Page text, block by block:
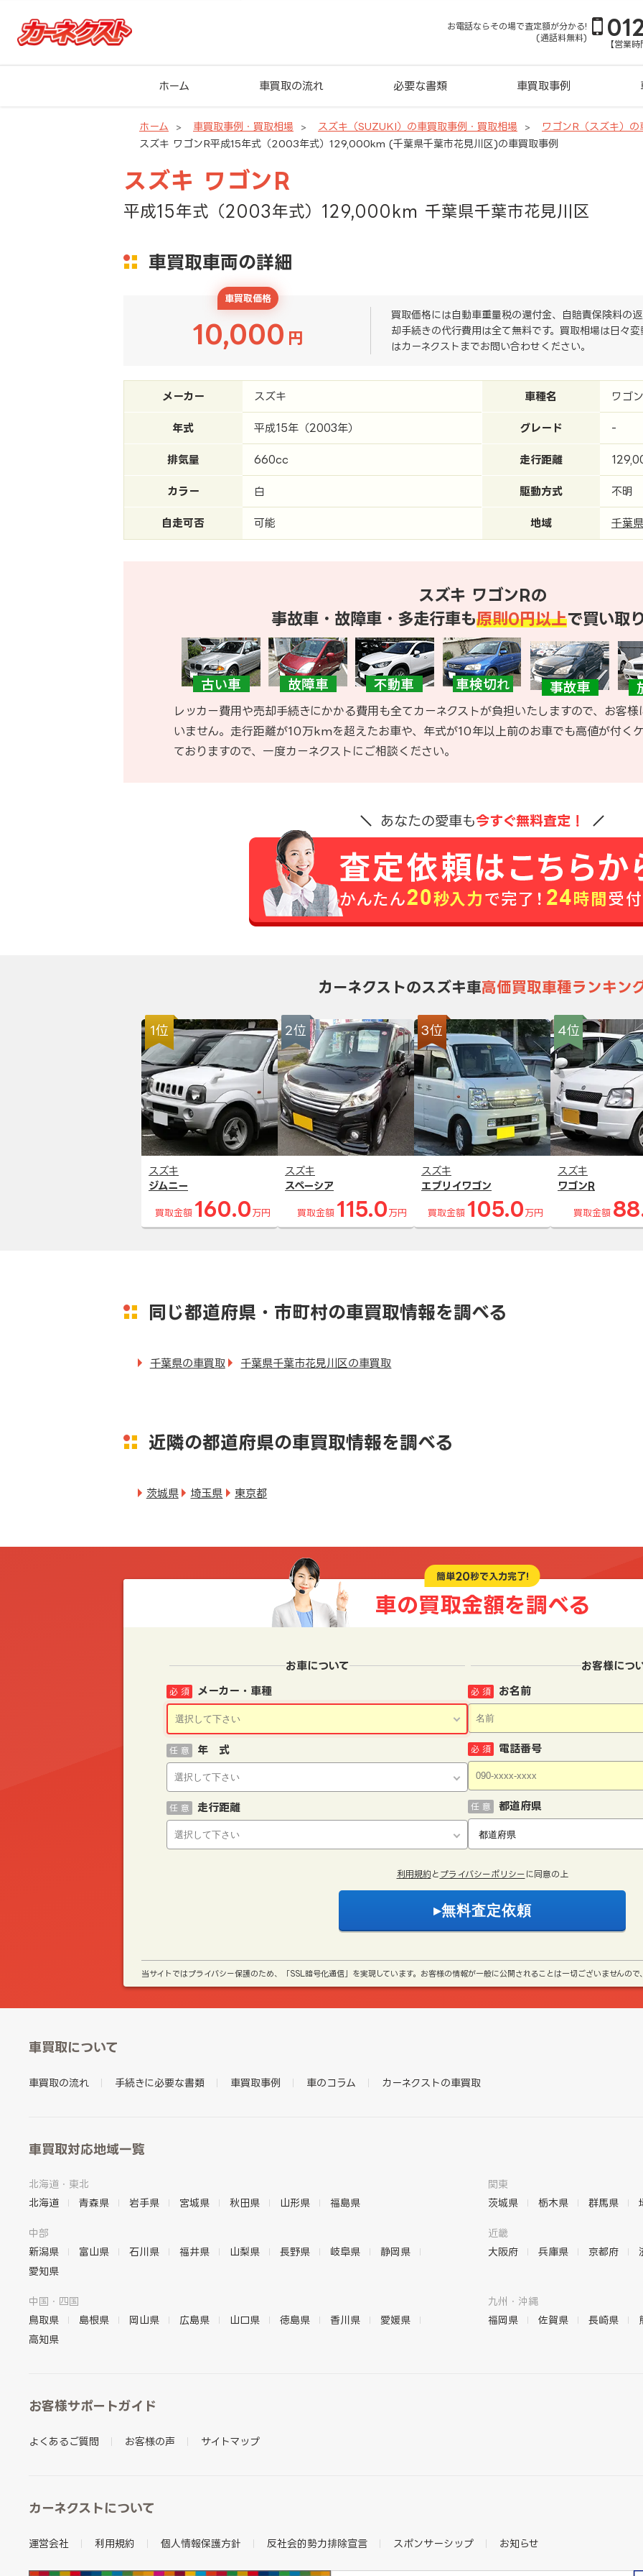
お電話ならその場で査定額が分かる!
(通話料無料)
【営業
ホーム 車買取の流れ 必要な書類 車買取事例
ホーム 車買取事例・買取相場 スズキ（SUZUKI）の車買取事例・買取相場
ワゴンR（スズキ）
スズキ ワゴンR平成15年式（2003年式）129,000km (千葉県千葉市花見川区)の車買取事例
スズキ ワゴンR
平成15年式（2003年式）129,000km 千葉県千葉市花見川区
車買取車両の詳細
車買取価格
10,000 円
買取価格には自動車重量税の還付金、自賠責保険料の
却手続きの代行費用は全て無料です。買取相場は日々
はカーネクストまでお問い合わせください。
メーカー スズキ 車種名 ワゴ
年式 平成15年（2003年） グレード -
排気量 660cc 走行距離
カラー 白 駆動方式 不明
自走可否 可能 地域 千葉県
スズキ ワゴンRの
事故車・故障車・多走行車も原則0円以上で買い取
レッカー費用や売却手続きにかかる費用も全てカーネクストが負担いたしますので、お客
いません。走行距離が10万kmを超えたお車や、年式が10年以上前のお車でも高値が付く
ておりますので、一度カーネクストにご相談ください。
あなたの愛車も今すぐ無料査定！
カーネクストのスズキ車高価買取車種ランキン
1位
スズキ
ジムニー
買取金額 160.0 万円
2位
スズキ
スペーシア
買取金額 115.0 万円
3位
スズキ
エブリイワゴン
買取金額 105.0 万円
4位
スズキ
ワゴンR
買取金額
同じ都道府県・市町村の車買取情報を調べる
千葉県の車買取 千葉県千葉市花見川区の車買取
近隣の都道府県の車買取情報を調べる
茨城県 埼玉県 東京都
簡単20秒で入力完了!
車の買取金額を調べる
お車について
メーカー・車種
必 須
年 式
任 意
走行距離
任 意
お客様につ
お名前
必 須
電話番号
必 須
都道府県
任 意
利用規約 と プライバシーポリシー に同意の上
当サイトではプライバシー保護のため、「SSL暗号化通信」を実現しています。お客様の情報が一般に公開されることは一切ございませんの
車買取について
車買取の流れ 手続きに必要な書類 車買取事例 車のコラム カーネクストの車買取
車買取対応地域一覧
北海道・東北
北海道
青森県 岩手県 宮城県 秋田県 山形県 福島県
関東
茨城県
栃木県 群馬県
中部
新潟県
富山県 石川県 福井県 山梨県 長野県 岐阜県
静岡県
愛知県
近畿
大阪府
兵庫県 京都府
中国・四国
鳥取県
島根県 岡山県 広島県 山口県 徳島県 香川県
愛媛県
高知県
九州・沖縄
福岡県
佐賀県 長崎県
お客様サポートガイド
よくあるご質問 お客様の声 サイトマップ
カーネクストについて
運営会社 利用規約 個人情報保護方針 反社会的勢力排除宣言 スポンサーシップ お知らせ